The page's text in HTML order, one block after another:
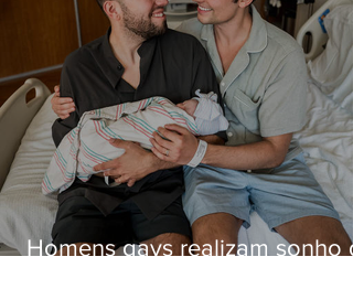
Homens gays realizam sonho